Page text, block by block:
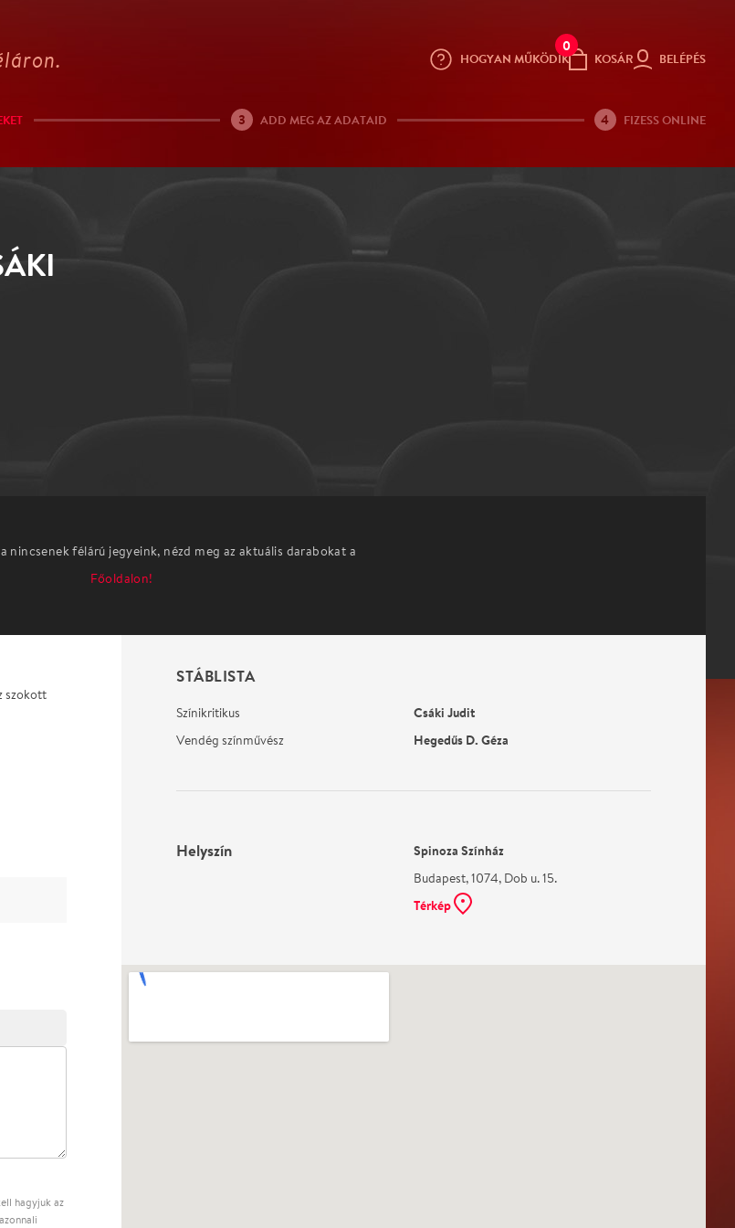
HOGYAN MŰKÖDIK
0
KOSÁR BELÉPÉS
3 ADD MEG AZ ADATAID 4 FIZESS ONLINE
nincsenek félárú jegyeink, nézd meg az aktuális darabokat a
Főoldalon!
szokott
STÁBLISTA
Színikritikus Csáki Judit
Vendég színművész Hegedűs D. Géza
Helyszín Spinoza Színház
Budapest, 1074, Dob u. 15.
Térkép
hagyjuk az